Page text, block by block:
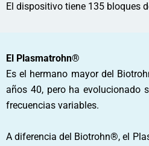
El dispositivo tiene 135 bloques
El Plasmatrohn®
Es el hermano mayor del
años 40, pero ha evolucionado
frecuencias variables.
A diferencia del Biotrohn®, el